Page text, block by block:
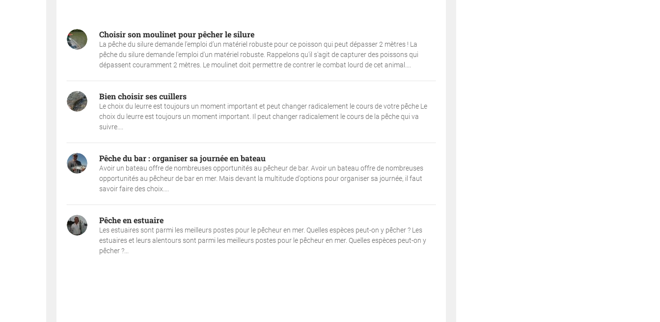
Choisir son moulinet pour pêcher le silure
La pêche du silure demande l’emploi d’un matériel robuste pour ce poisson qui peut dépasser 2 mètres ! La
pêche du silure demande l'emploi d'un matériel robuste. Rappelons qu'il s'agit de capturer des poissons qui
dépassent couramment 2 mètres. Le moulinet doit permettre de contrer le combat lourd de cet animal....
Bien choisir ses cuillers
Le choix du leurre est toujours un moment important et peut changer radicalement le cours de votre pêche Le
choix du leurre est toujours un moment important. Il peut changer radicalement le cours de la pêche qui va
suivre....
Pêche du bar : organiser sa journée en bateau
Avoir un bateau offre de nombreuses opportunités au pêcheur de bar. Avoir un bateau offre de nombreuses
opportunités au pêcheur de bar en mer. Mais devant la multitude d'options pour organiser sa journée, il faut
savoir faire des choix....
Pêche en estuaire
Les estuaires sont parmi les meilleurs postes pour le pêcheur en mer. Quelles espèces peut-on y pêcher ? Les
estuaires et leurs alentours sont parmi les meilleurs postes pour le pêcheur en mer. Quelles espèces peut-on y
pêcher ?...